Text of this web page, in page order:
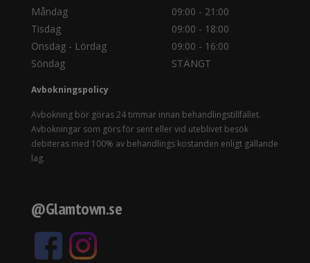
Måndag
09:00 - 21:00
Tisdag
09:00 - 18:00
Onsdag - Lördag
09:00 - 16:00
Söndag
STÄNGT
Avbokningspolicy
Avbokning bör göras 24 timmar innan behandlingstillfället.
Avbokningar som görs för sent eller vid uteblivet besök
debiteras med 100% av behandlings kostanden enligt gällande
lag.
@Glamtown.se